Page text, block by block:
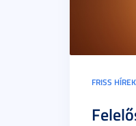
FRISS HÍREK